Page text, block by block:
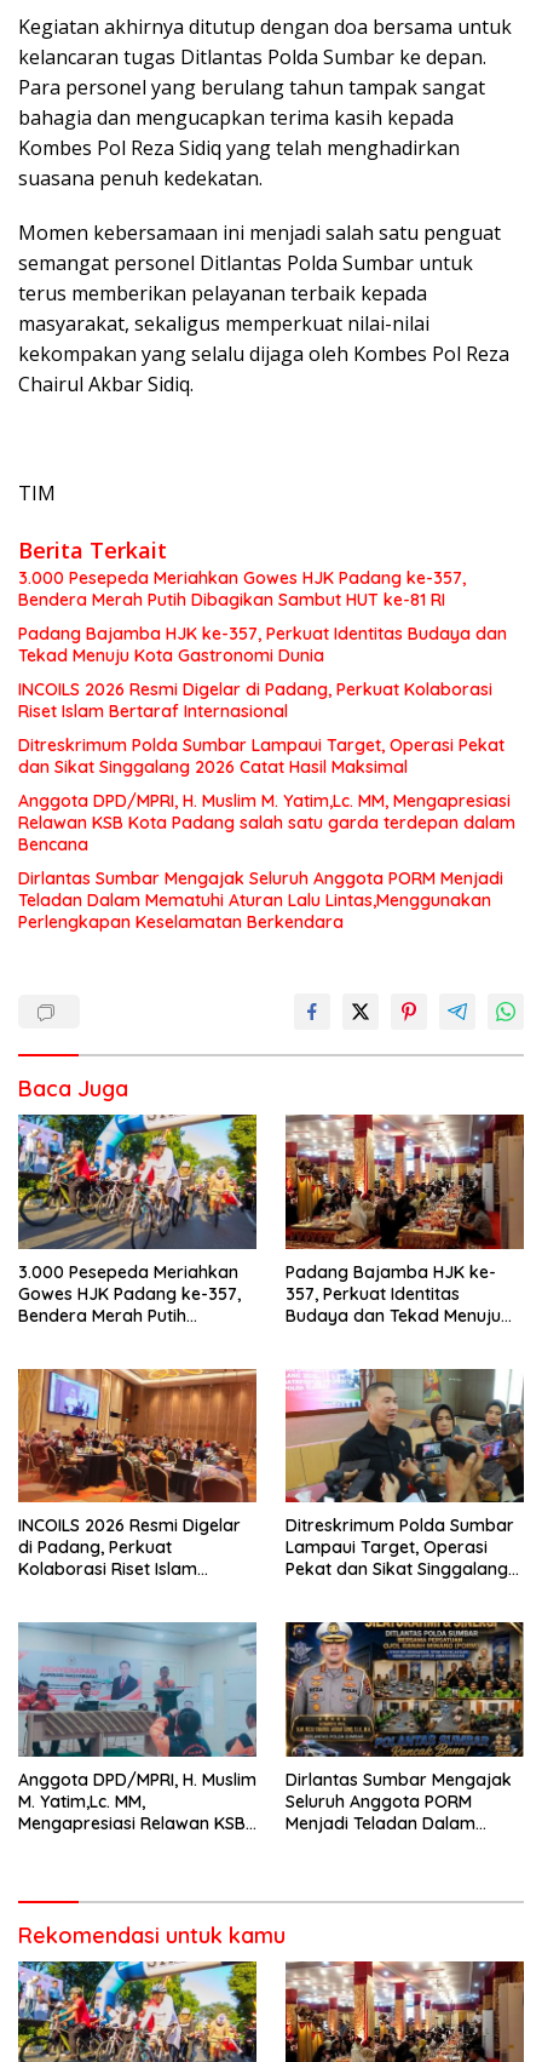
Kegiatan akhirnya ditutup dengan doa bersama untuk
kelancaran tugas Ditlantas Polda Sumbar ke depan.
Para personel yang berulang tahun tampak sangat
bahagia dan mengucapkan terima kasih kepada
Kombes Pol Reza Sidiq yang telah menghadirkan
suasana penuh kedekatan.
Momen kebersamaan ini menjadi salah satu penguat
semangat personel Ditlantas Polda Sumbar untuk
terus memberikan pelayanan terbaik kepada
masyarakat, sekaligus memperkuat nilai-nilai
kekompakan yang selalu dijaga oleh Kombes Pol Reza
Chairul Akbar Sidiq.
TIM
Berita Terkait
3.000 Pesepeda Meriahkan Gowes HJK Padang ke-357,
Bendera Merah Putih Dibagikan Sambut HUT ke-81 RI
Padang Bajamba HJK ke-357, Perkuat Identitas Budaya dan
Tekad Menuju Kota Gastronomi Dunia
INCOILS 2026 Resmi Digelar di Padang, Perkuat Kolaborasi
Riset Islam Bertaraf Internasional
Ditreskrimum Polda Sumbar Lampaui Target, Operasi Pekat
dan Sikat Singgalang 2026 Catat Hasil Maksimal
Anggota DPD/MPRI, H. Muslim M. Yatim,Lc. MM, Mengapresiasi
Relawan KSB Kota Padang salah satu garda terdepan dalam
Bencana
Dirlantas Sumbar Mengajak Seluruh Anggota PORM Menjadi
Teladan Dalam Mematuhi Aturan Lalu Lintas,Menggunakan
Perlengkapan Keselamatan Berkendara
Baca Juga
3.000 Pesepeda Meriahkan
Gowes HJK Padang ke-357,
Bendera Merah Putih
Padang Bajamba HJK ke-
357, Perkuat Identitas
Budaya dan Tekad Menuju
INCOILS 2026 Resmi Digelar
di Padang, Perkuat
Kolaborasi Riset Islam
Ditreskrimum Polda Sumbar
Lampaui Target, Operasi
Pekat dan Sikat Singgalang
Anggota DPD/MPRI, H. Muslim
M. Yatim,Lc. MM,
Mengapresiasi Relawan KSB
Dirlantas Sumbar Mengajak
Seluruh Anggota PORM
Menjadi Teladan Dalam
Berkendara
Rekomendasi untuk kamu